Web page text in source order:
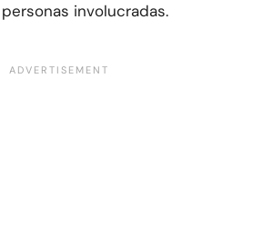
involucradas.